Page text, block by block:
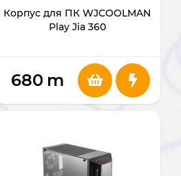
Корпус для ПК WJCOOLMAN
Play Jia 360
680 m